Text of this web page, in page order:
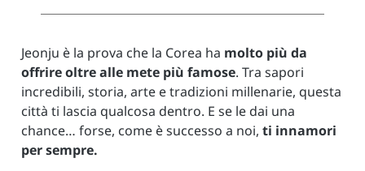
Jeonju è la prova che la Corea ha molto più da
offrire oltre alle mete più famose. Tra sapori
incredibili, storia, arte e tradizioni millenarie, questa
città ti lascia qualcosa dentro. E se le dai una
chance… forse, come è successo a noi, ti innamori
per sempre.